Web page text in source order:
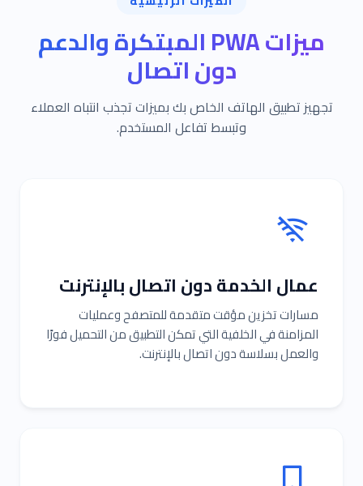
ميزات PWA المبتكرة والدعم
دون اتصال
تجهيز تطبيق الهاتف الخاص بك بميزات تجذب انتباه العملاء
وتبسط تفاعل المستخدم.
عمال الخدمة دون اتصال بالإنترنت
مسارات تخزين مؤقت متقدمة للمتصفح وعمليات
المزامنة في الخلفية التي تمكن التطبيق من التحميل فورًا
والعمل بسلاسة دون اتصال بالإنترنت.